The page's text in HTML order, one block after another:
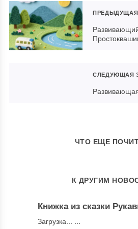
СЛЕДУЮЩАЯ
ЧТО ЕЩЕ
К ДРУГИМ
Книжка из сказки
Загрузка... ...